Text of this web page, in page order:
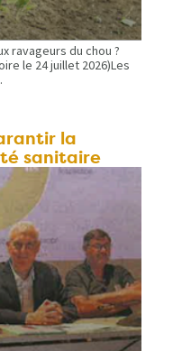
ravageurs du chou ?
le 24 juillet 2026)Les
la
sanitaire